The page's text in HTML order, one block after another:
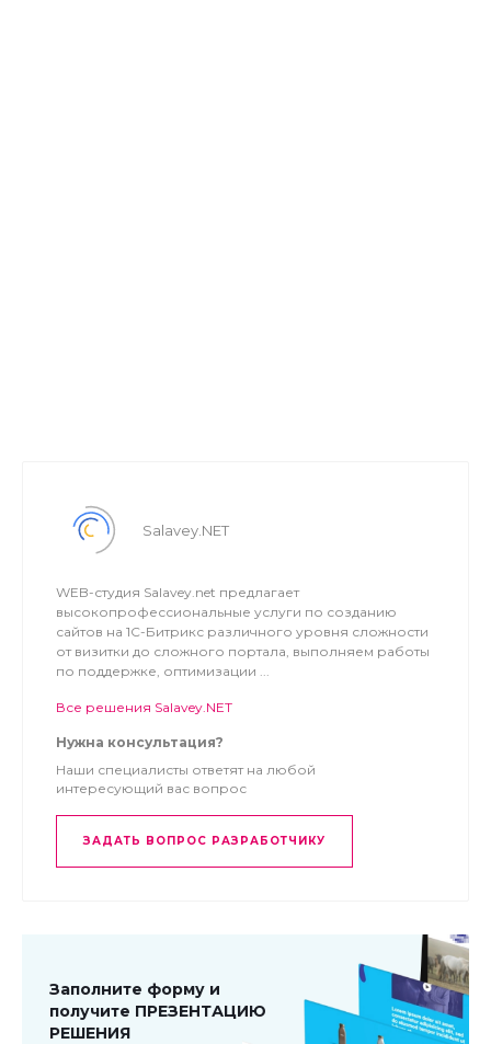
Salavey.NET
WEB-студия Salavey.net предлагает
высокопрофессиональные услуги по созданию
сайтов на 1С-Битрикс различного уровня сложности
от визитки до сложного портала, выполняем работы
по поддержке, оптимизации ...
Все решения Salavey.NET
Нужна консультация?
Наши специалисты ответят на любой
интересующий вас вопрос
ЗАДАТЬ ВОПРОС РАЗРАБОТЧИКУ
Заполните форму и
получите ПРЕЗЕНТАЦИЮ
РЕШЕНИЯ